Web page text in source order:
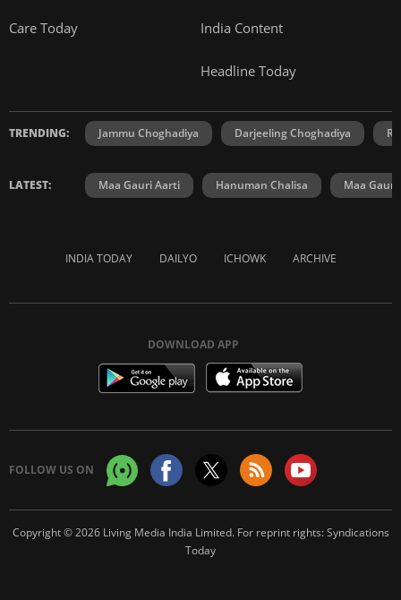
Care Today India Content
Headline Today
TRENDING: Jammu Choghadiya Darjeeling Choghadiya
LATEST: Maa Gauri Aarti Hanuman Chalisa Maa Gauri
INDIA TODAY DAILYO ICHOWK ARCHIVE
DOWNLOAD APP
FOLLOW US ON
Copyright © 2026 Living Media India Limited. For reprint rights:Syndications
Today